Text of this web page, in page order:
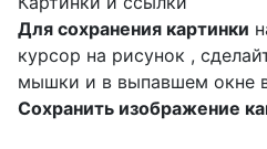
Для сохранения картинки
курсор на рисунок ,
мышки и в выпавшем окне
Сохранить изображение